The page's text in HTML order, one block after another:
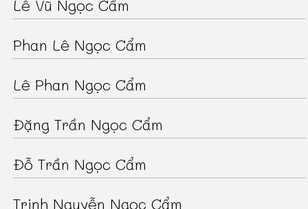
Lê Vũ Ngọc Cẩm
Phan Lê Ngọc Cẩm
Lê Phan Ngọc Cẩm
Đặng Trần Ngọc Cẩm
Đỗ Trần Ngọc Cẩm
Trịnh Nguyễn Ngọc Cẩm